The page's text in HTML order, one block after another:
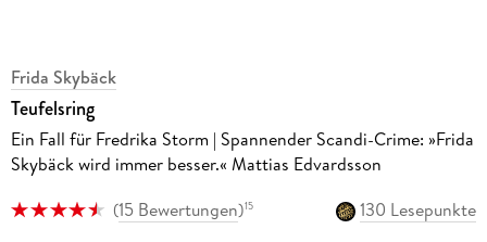
Frida Skybäck
Teufelsring
Ein Fall für Fredrika Storm | Spannender Scandi-Crime: »Frida
Skybäck wird immer besser.« Mattias Edvardsson
(15 Bewertungen)15
130 Lesepunkte